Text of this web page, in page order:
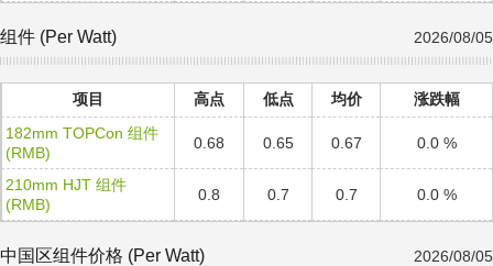
组件 (Per Watt) 2026/08/05
项目 高点 低点 均价
涨跌幅
182mm TOPCon 组件
(RMB)
0.68 0.65 0.67 0.0 %
210mm HJT 组件
(RMB)
0.8 0.7 0.7 0.0 %
中国区组件价格 (Per Watt) 2026/08/05